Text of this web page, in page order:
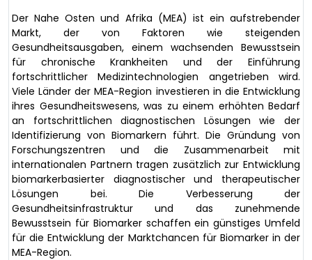
Der Nahe Osten und Afrika (MEA) ist ein aufstrebender
Markt, der von Faktoren wie steigenden
Gesundheitsausgaben, einem wachsenden Bewusstsein
für chronische Krankheiten und der Einführung
fortschrittlicher Medizintechnologien angetrieben wird.
Viele Länder der MEA-Region investieren in die Entwicklung
ihres Gesundheitswesens, was zu einem erhöhten Bedarf
an fortschrittlichen diagnostischen Lösungen wie der
Identifizierung von Biomarkern führt. Die Gründung von
Forschungszentren und die Zusammenarbeit mit
internationalen Partnern tragen zusätzlich zur Entwicklung
biomarkerbasierter diagnostischer und therapeutischer
Lösungen bei. Die Verbesserung der
Gesundheitsinfrastruktur und das zunehmende
Bewusstsein für Biomarker schaffen ein günstiges Umfeld
für die Entwicklung der Marktchancen für Biomarker in der
MEA-Region.